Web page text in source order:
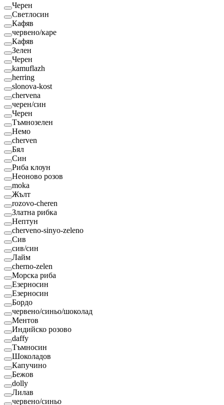
Черен
Светлосин
Кафяв
червено/каре
Кафяв
Зелен
Черен
kamuflazh
herring
slonova-kost
chervena
черен/син
Черен
Тъмнозелен
Немо
cherven
Бял
Син
Риба клоун
Неоново розов
moka
Жълт
rozovo-cheren
Златна рибка
Нептун
cherveno-sinyo-zeleno
Сив
сив/син
Лайм
cherno-zelen
Морска риба
Езерносин
Езерносин
Бордо
червено/синьо/шоколад
Ментов
Индийско розово
daffy
Тъмносин
Шоколадов
Капучино
Бежов
dolly
Лилав
червено/синьо